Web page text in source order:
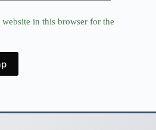
in this browser for the